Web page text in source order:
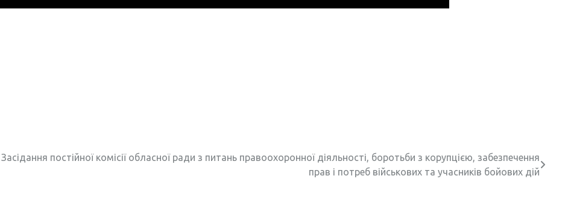
Засідання постійної комісії обласної ради з питань правоохоронної діяльності, боротьби з корупцією, забезпечення
прав і потреб військових та учасників бойових дій